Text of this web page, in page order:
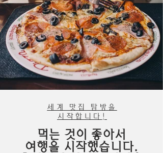
세계 맛집 탐방을
시작합니다 !
먹는 것이 좋아서
여행을 시작했습니다.